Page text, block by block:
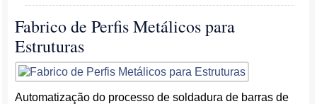
Fabrico de Perfis Metálicos para
Estruturas
Automatização do processo de soldadura de barras de